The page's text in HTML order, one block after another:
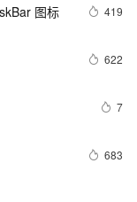
图标 419
622
7
683